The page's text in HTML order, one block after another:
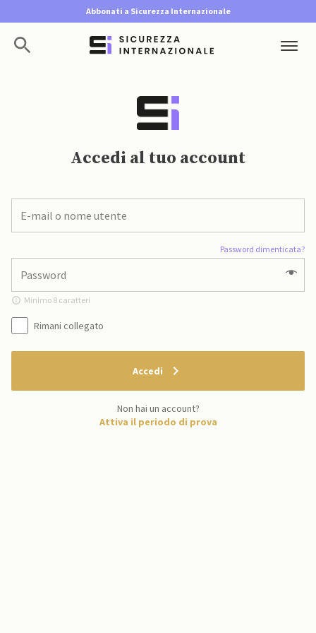
Abbonati a Sicurezza Internazionale
Accedi al tuo account
Password dimenticata?
Minimo 8 caratteri
Rimani collegato
Accedi
Non hai un account?
Attiva il periodo di prova